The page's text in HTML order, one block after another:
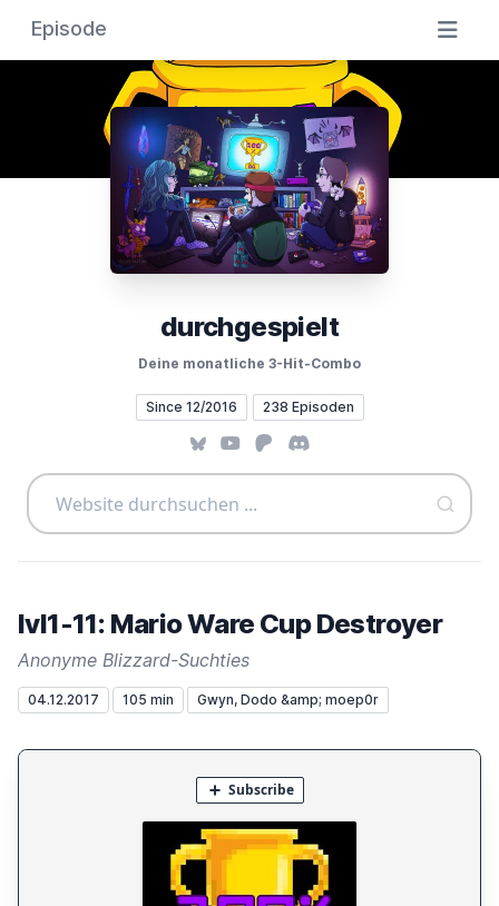
Episode
durchgespielt
Deine monatliche 3-Hit-Combo
Since 12/2016 238 Episoden
BlueskyYouTube
PatreonDiscord
lvl1-11: Mario Ware Cup Destroyer
Anonyme Blizzard-Suchties
04.12.2017 105 min Gwyn, Dodo &amp; moep0r